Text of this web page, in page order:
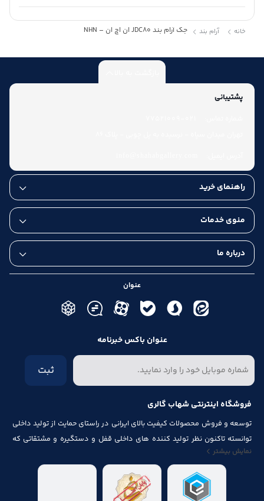
خانه آرام بند جک آرام بند JDC80 ان اچ ان – NHN
پشتیبانی
راهنمای خرید
منوی خدمات
درباره ما
عنوان
عنوان باکس خبرنامه
ثبت
فروشگاه اینترنتی شهاب گالری
توسعه و فروش محصولات کیفیت بالای ایرانی در راستای حمایت از تولید داخلی
توانسته تاکنون نظر تولید کننده های داخلی قفل و دستگیره و مشتقاتی که
مرتبط با درب و پنجره باشد از قبیل شماره پلاک، جک آرام بند ، فنر های در ، لولا ،
چرخ ، پیچ ، ریل ، پایه کابینت و لوازم آلات مصرف شده در کابینت را به خود جلب
نمایش بیشتر